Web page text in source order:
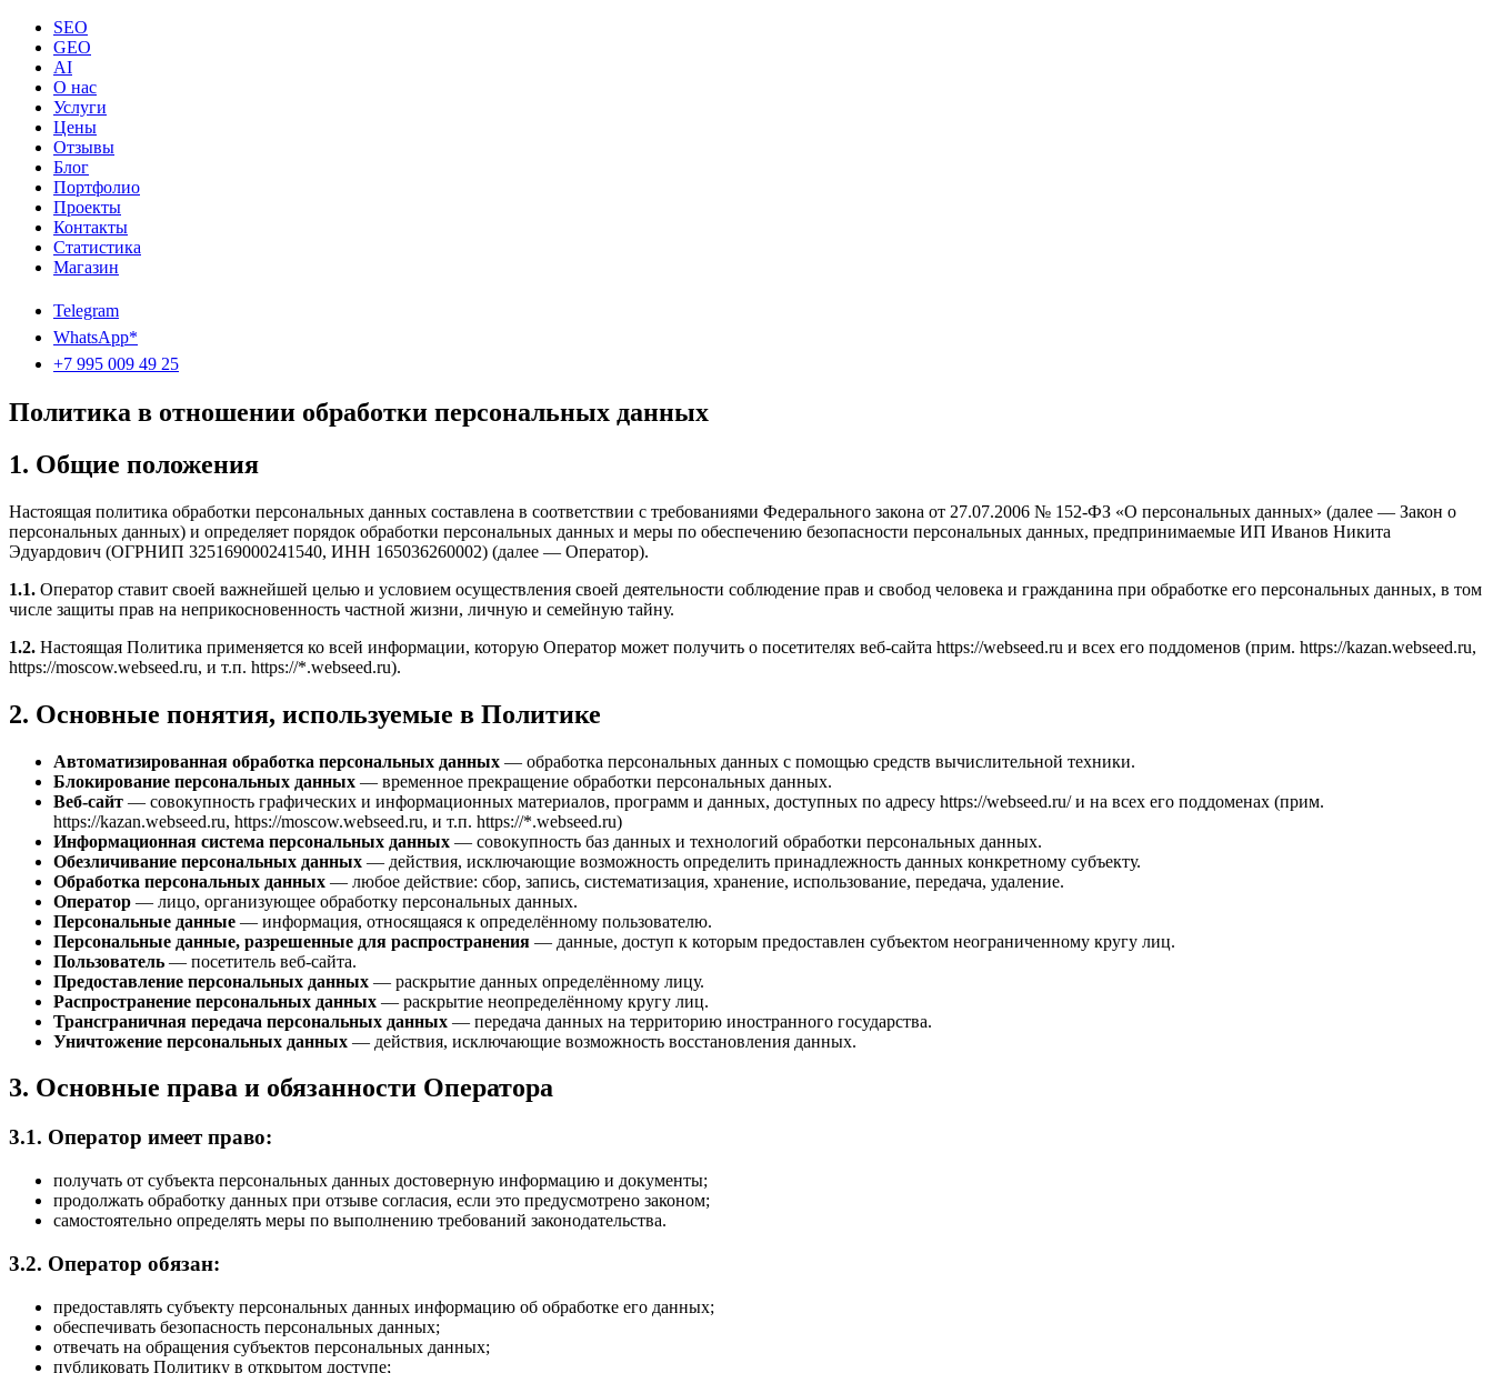
SEO
GEO
AI
О нас
Услуги
Цены
Отзывы
Блог
Портфолио
Проекты
Контакты
Статистика
Магазин
Telegram
WhatsApp*
+7 995 009 49 25
Политика в отношении обработки персональных данных
1. Общие положения
Настоящая политика обработки персональных данных составлена в соответствии с требованиями Федерального закона от 27.07.2006 № 152-ФЗ «О персональных данных» (далее — Закон о
персональных данных) и определяет порядок обработки персональных данных и меры по обеспечению безопасности персональных данных, предпринимаемые ИП Иванов Никита
Эдуардович (ОГРНИП 325169000241540, ИНН 165036260002) (далее — Оператор).
1.1. Оператор ставит своей важнейшей целью и условием осуществления своей деятельности соблюдение прав и свобод человека и гражданина при обработке его персональных данных, в том
числе защиты прав на неприкосновенность частной жизни, личную и семейную тайну.
1.2. Настоящая Политика применяется ко всей информации, которую Оператор может получить о посетителях веб-сайта https://webseed.ru и всех его поддоменов (прим. https://kazan.webseed.ru,
https://moscow.webseed.ru, и т.п. https://*.webseed.ru).
2. Основные понятия, используемые в Политике
Автоматизированная обработка персональных данных — обработка персональных данных с помощью средств вычислительной техники.
Блокирование персональных данных — временное прекращение обработки персональных данных.
Веб-сайт — совокупность графических и информационных материалов, программ и данных, доступных по адресу https://webseed.ru/ и на всех его поддоменах (прим.
https://kazan.webseed.ru, https://moscow.webseed.ru, и т.п. https://*.webseed.ru)
Информационная система персональных данных — совокупность баз данных и технологий обработки персональных данных.
Обезличивание персональных данных — действия, исключающие возможность определить принадлежность данных конкретному субъекту.
Обработка персональных данных — любое действие: сбор, запись, систематизация, хранение, использование, передача, удаление.
Оператор — лицо, организующее обработку персональных данных.
Персональные данные — информация, относящаяся к определённому пользователю.
Персональные данные, разрешенные для распространения — данные, доступ к которым предоставлен субъектом неограниченному кругу лиц.
Пользователь — посетитель веб-сайта.
Предоставление персональных данных — раскрытие данных определённому лицу.
Распространение персональных данных — раскрытие неопределённому кругу лиц.
Трансграничная передача персональных данных — передача данных на территорию иностранного государства.
Уничтожение персональных данных — действия, исключающие возможность восстановления данных.
3. Основные права и обязанности Оператора
3.1. Оператор имеет право:
получать от субъекта персональных данных достоверную информацию и документы;
продолжать обработку данных при отзыве согласия, если это предусмотрено законом;
самостоятельно определять меры по выполнению требований законодательства.
3.2. Оператор обязан:
предоставлять субъекту персональных данных информацию об обработке его данных;
обеспечивать безопасность персональных данных;
отвечать на обращения субъектов персональных данных;
публиковать Политику в открытом доступе;